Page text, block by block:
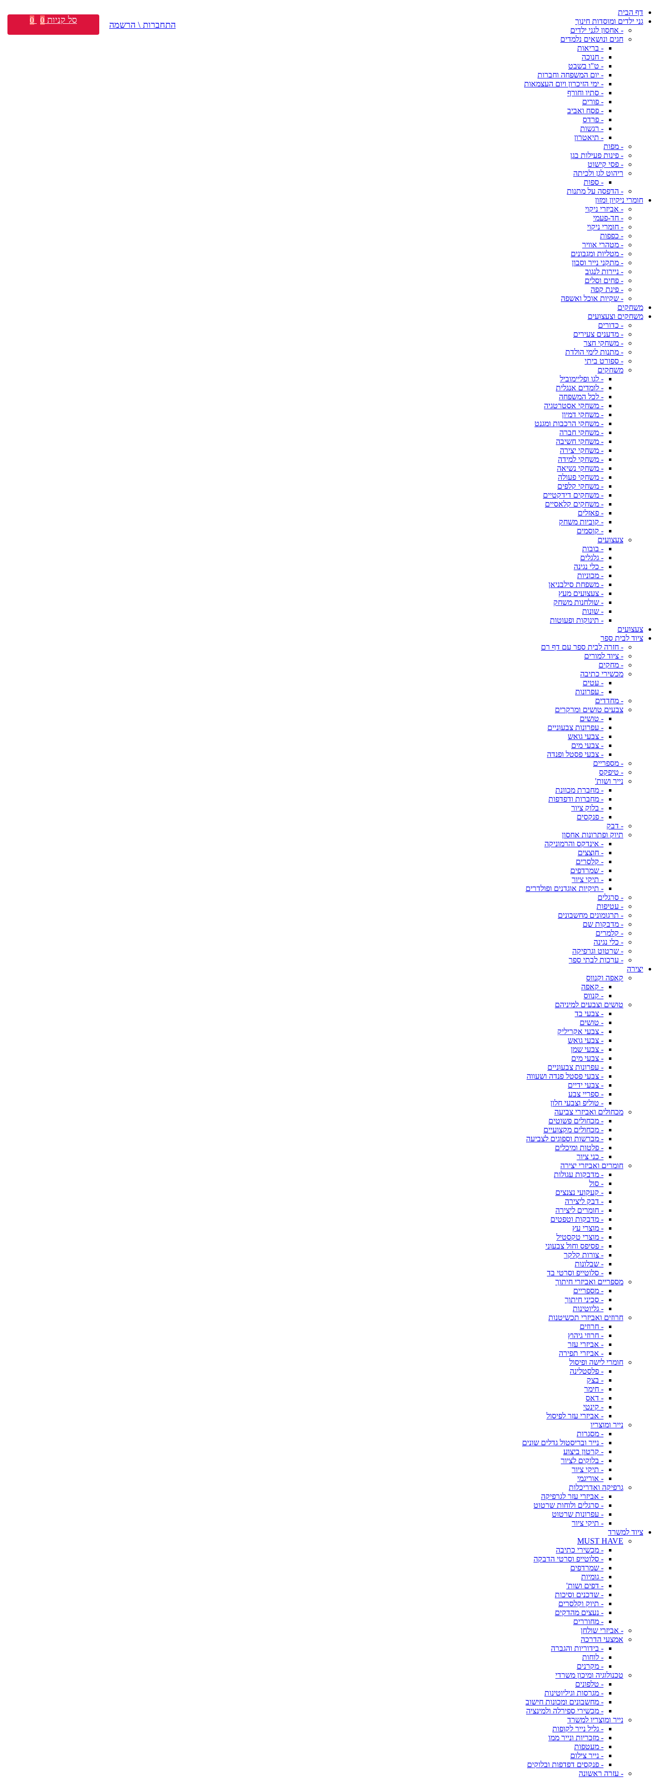
דף הבית
גני ילדים ומוסדות חינוך
- אחסון לגני ילדים
חגים ונושאים נלמדים
- בריאות
- חנוכה
- ט"ו בשבט
- יום המשפחה וחברות
- ימי הזיכרון ויום העצמאות
- סתיו וחורף
- פורים
- פסח ואביב
- פרדס
- רגשות
- תיאטרון
- מפות
- פינות פעילות בגן
- פסי קישוט
ריהוט לגן ולכיתה
- ספות
- הדפסה על מתנות
חומרי ניקיון ומזון
- אביזרי ניקוי
- חד-פעמי
- חומרי ניקוי
- כפפות
- מטהרי אוויר
- מטליות ומגבונים
- מתקני נייר וסבון
- ניירות לנגוב
- פחים וסלים
- פינת קפה
- שקיות אוכל ואשפה
משחקים
משחקים וצעצועים
- כדורים
- מדענים צעירים
- משחקי חצר
- מתנות לימי הולדת
- ספורט ביתי
משחקים
- לגו ופליימוביל
- לומדים אנגלית
- לכל המשפחה
- משחקי אסטרטגיה
- משחקי דמיון
- משחקי הרכבות ומגנט
- משחקי חברה
- משחקי חשיבה
- משחקי יצירה
- משחקי למידה
- משחקי נשיאה
- משחקי פעולה
- משחקי קלפים
- משחקים דידקטיים
- משחקים קלאסיים
- פאזלים
- קוביות משחק
- קוסמים
צעצועים
- בובות
- גלגלים
- כלי נגינה
- מכוניות
- משפחת סילבניאן
- צעצועים מעץ
- שולחנות משחק
- שונות
- תינוקות ופעוטות
צעצועים
ציוד לבית ספר
- חזרה לבית ספר עם דף רם
- ציוד למורים
- מחקים
מכשירי כתיבה
- עטים
- עפרונות
- מחדדים
צבעים טושים ומרקרים
- טושים
- עפרונות צבעוניים
- צבעי גואש
- צבעי מים
- צבעי פסטל ופנדה
- מספריים
- טיפקס
נייר ושות'
- מחברת מכוונת
- מחברות ודפדפות
- בלוק ציור
- פנקסים
- דבק
תיוק ופתרונות אחסון
- אינדקס והרמוניקה
- חוצצים
- קלסרים
- שמרדפים
- תיקי ציור
- תיקיות אוגדנים ופולדרים
- סרגלים
- עטיפות
- תרגומונים מחשבונים
- מדבקות שם
- קלמרים
- כלי נגינה
- שרטוט וגרפיקה
- ערכות לבתי ספר
יצירה
קאפה וקנווס
- קאפה
- קנווס
טושים וצבעים למיניהם
- צבעי בד
- טושים
- צבעי אקריליק
- צבעי גואש
- צבעי שמן
- צבעי מים
- עפרונות צבעוניים
- צבעי פסטל פנדה ושעווה
- צבעי ידיים
- ספריי צבע
- טוליפ וצבעי חלון
מכחולים ואביזרי צביעה
- מכחולים פשוטים
- מכחולים מקצועיים
- מברשות וספוגים לצביעה
- פלטות ומיכלים
- כני ציור
חומרים ואביזרי יצירה
- מדבקות עגולות
- סול
- קעקועי נצנצים
- דבק ליצירה
- חומרים ליצירה
- מדבקות וטפטים
- מוצרי עץ
- מוצרי טקסטיל
- פסיפס וחול צבעוני
- צורות קלקר
- שבלונות
- סלוטייפ וסרטי בד
מספריים ואביזרי חיתוך
- מספריים
- סכיני חיתוך
- גליוטינות
חרוזים ואביזרי תכשיטנות
- חרוזים
- חרוזי גיהוץ
- אביזרי עזר
- אביזרי תפירה
חומרי לישה ופיסול
- פלסטלינה
- בצק
- חימר
- דאס
- קינטי
- אביזרי עזר לפיסול
נייר ומוצריו
- מסגרות
- נייר ובריסטול גדלים שונים
- קרטון ביצוע
- בלוקים לציור
- תיקי ציור
- אוריגמי
גרפיקה ואדריכלות
- אביזרי עזר לגרפיקה
- סרגלים ולוחות שרטוט
- עפרונות שרטוט
- תיקי ציור
ציוד למשרד
MUST HAVE
- מכשירי כתיבה
- סלוטייפ וסרטי הדבקה
- שמרדפים
- גומיות
- דפים ושות'
- שדכנים וסיכות
- תיוק וקלסרים
- נעצים מהדקים
- מחוררים
- אביזרי שולחן
אמצעי הדרכה
- בידוריות והגברה
- לוחות
- מקרנים
טכנולוגיה ומיכון משרדי
- טלפונים
- מגרסות וגיליוטינות
- מחשבונים ומכונות חישוב
- מכשירי ספירלה ולמינציה
נייר ומוצריו למשרד
- גליל נייר לקופות
- מזכריות ונייר ממו
- מעטפות
- נייר צילום
- פנקסים דפדפות ובלוקים
- עזרה ראשונה
התחברות \ הרשמה סל קניות 0
0